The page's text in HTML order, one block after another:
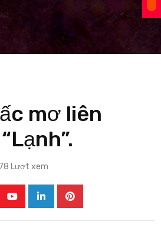
mơ liên
Lượt xem
LinkedInPinterest